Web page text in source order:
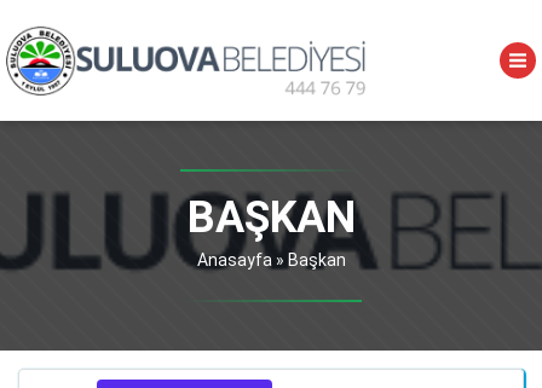
BAŞKAN
Anasayfa » Başkan